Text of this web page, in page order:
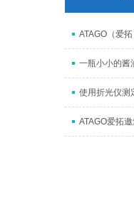
使用折光仪测